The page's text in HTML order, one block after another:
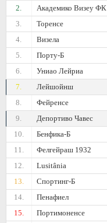
2.
Академико Визеу ФК
3.
Торенсе
4.
Визела
5.
Порту-Б
6.
Униао Лейриа
7.
Лейшойнш
8.
Фейренсе
9.
Депортиво Чавес
10.
Бенфика-Б
11.
Фелгейраш 1932
12.
Lusitânia
13.
Спортинг-Б
14.
Пенафиел
15.
Портимоненсе